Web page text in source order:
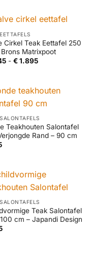
Cirkel Teak Eettafel 250
Matrixpoot
- €1.895Prijsklasse:
Teakhouten Salontafel
Rand – 90 cm
Teak Salontafel
cm – Japandi Design